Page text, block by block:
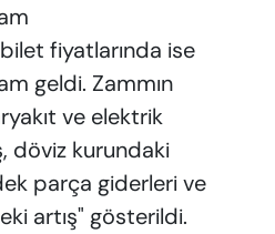
fiyatlarında ise
geldi. Zammın
ve elektrik
döviz kurundaki
parça giderleri ve
artış" gösterildi.